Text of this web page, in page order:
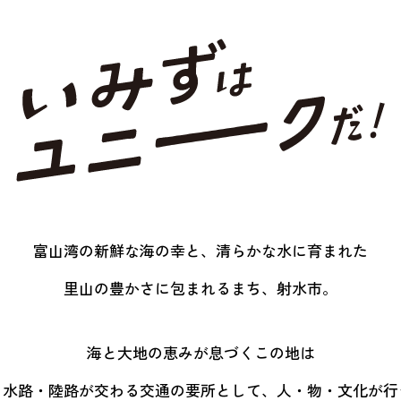
富山湾の新鮮な海の幸と、 清らかな水に育まれた
里山の豊かさに包まれるまち、射水市。
海と大地の恵みが息づくこの地は
路・陸路が交わる交通の要所として、 人・物・文化が